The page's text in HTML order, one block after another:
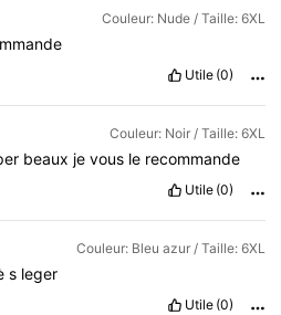
Couleur: Nude / Taille: 6XL
Utile (0)
Couleur: Noir / Taille: 6XL
beaux jevous le recommande
Utile (0)
Couleur: Bleu azur / Taille: 6XL
s leger
Utile (0)